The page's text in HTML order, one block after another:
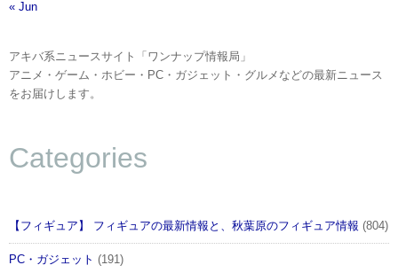
« Jun
アキバ系ニュースサイト「ワンナップ情報局」
アニメ・ゲーム・ホビー・PC・ガジェット・グルメなどの最新ニュース
をお届けします。
Categories
【フィギュア】 フィギュアの最新情報と、秋葉原のフィギュア情報 (804)
PC・ガジェット (191)